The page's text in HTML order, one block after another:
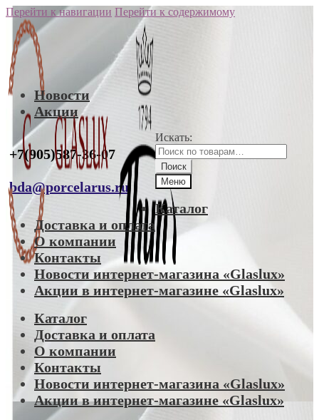
Перейти к навигации Перейти к содержимому
Новости
Акции
+7(905)587-36-07
bda@porcelarus.ru
Искать:
Поиск
Меню
Каталог
Доставка и оплата
О компании
Контакты
Новости интернет-магазина «Glaslux»
Акции в интернет-магазине «Glaslux»
Каталог
Доставка и оплата
О компании
Контакты
Новости интернет-магазина «Glaslux»
Акции в интернет-магазине «Glaslux»